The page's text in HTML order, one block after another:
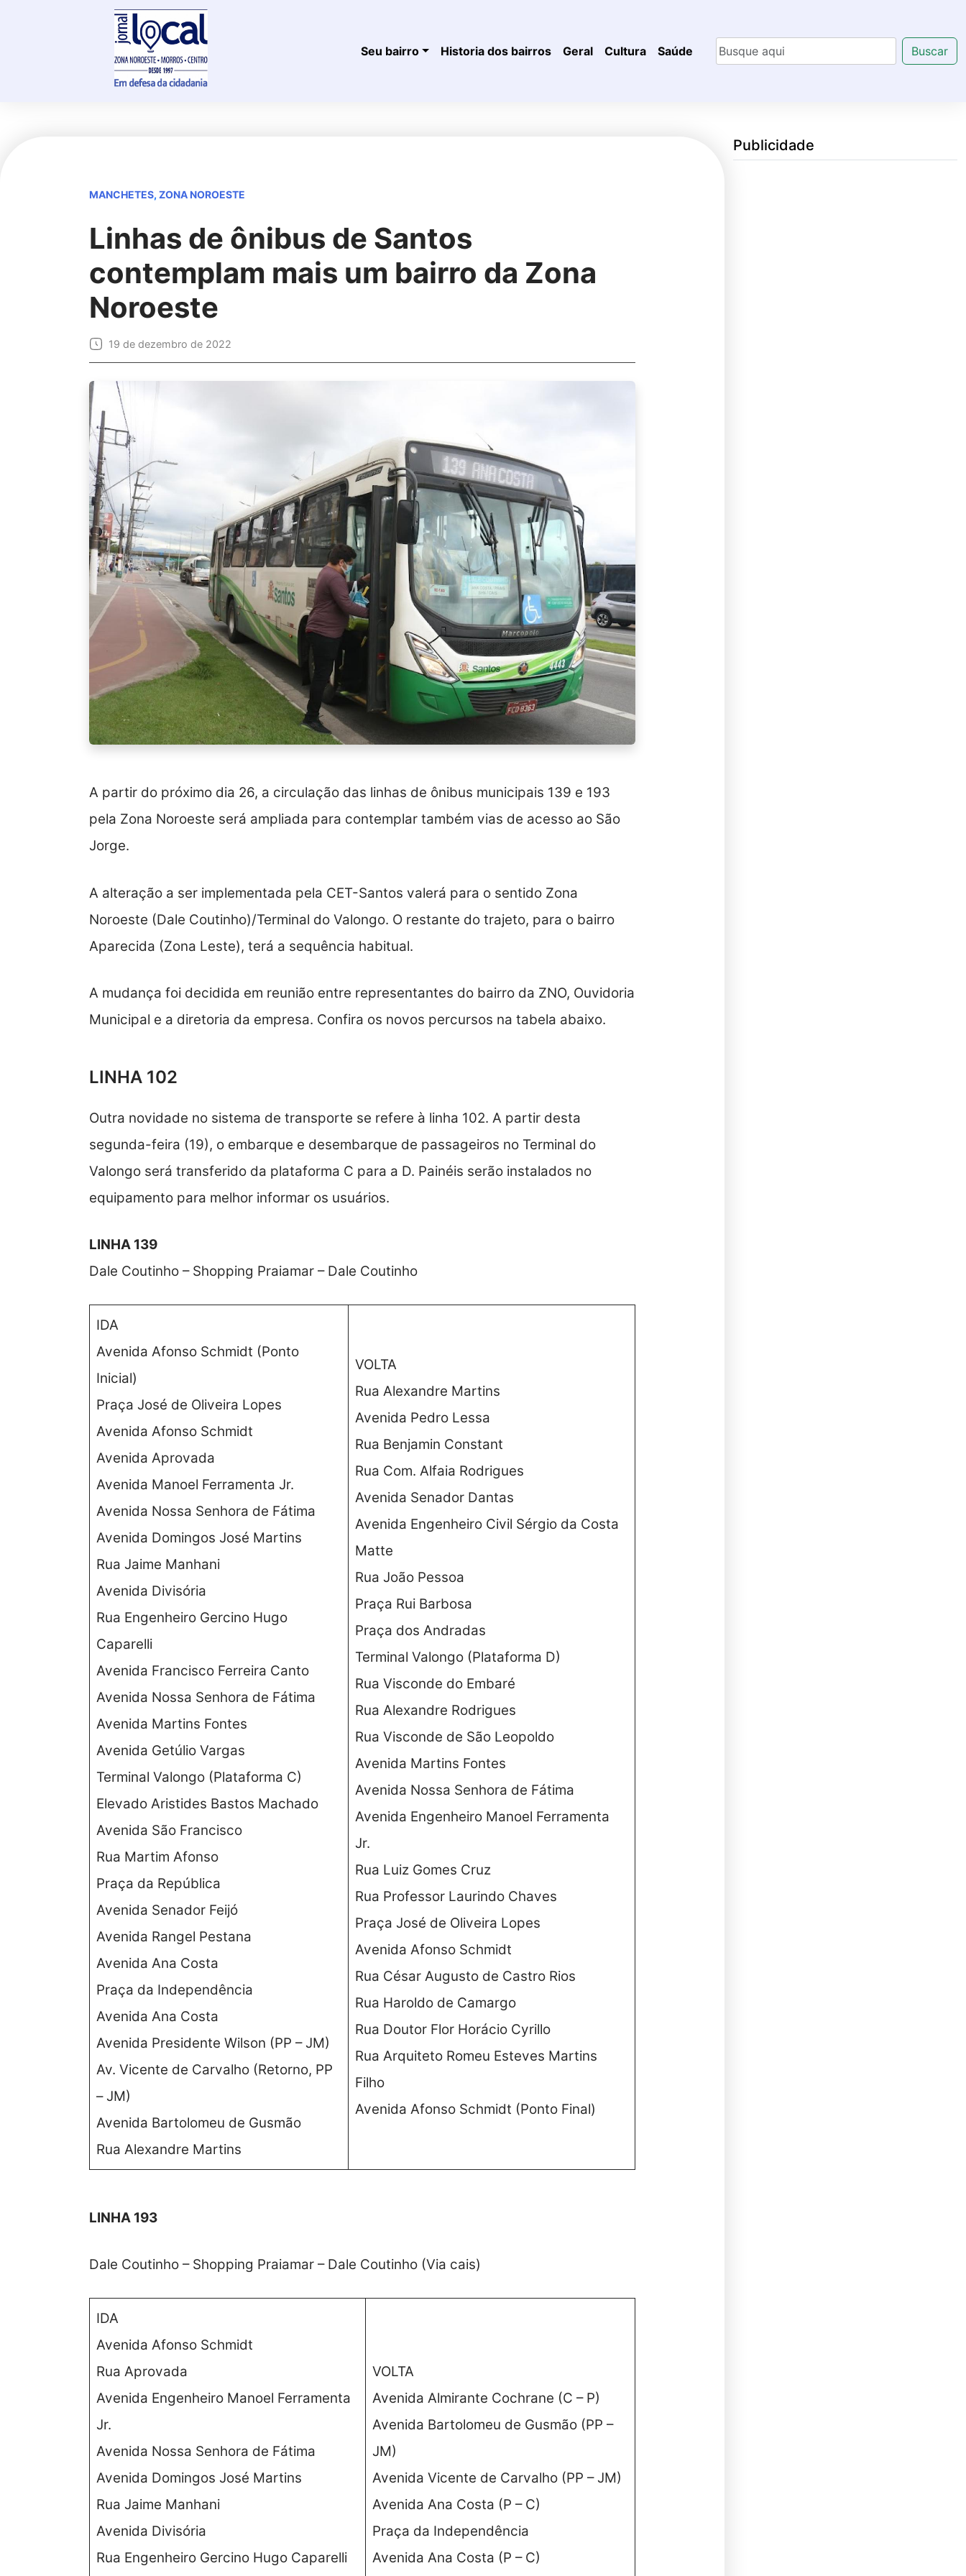
Seu bairro Historia dos bairros Geral Cultura Saúde Buscar
MANCHETES, ZONA NOROESTE
Linhas de ônibus de Santos
contemplam mais um bairro da Zona
Noroeste
19 de dezembro de 2022
A partir do próximo dia 26, a circulação das linhas de ônibus municipais 139 e 193
pela Zona Noroeste será ampliada para contemplar também vias de acesso ao São
Jorge.
A alteração a ser implementada pela CET-Santos valerá para o sentido Zona
Noroeste (Dale Coutinho)/Terminal do Valongo. O restante do trajeto, para o bairro
Aparecida (Zona Leste), terá a sequência habitual.
A mudança foi decidida em reunião entre representantes do bairro da ZNO, Ouvidoria
Municipal e a diretoria da empresa. Confira os novos percursos na tabela abaixo.
LINHA 102
Outra novidade no sistema de transporte se refere à linha 102. A partir desta
segunda-feira (19), o embarque e desembarque de passageiros no Terminal do
Valongo será transferido da plataforma C para a D. Painéis serão instalados no
equipamento para melhor informar os usuários.
LINHA 139
Dale Coutinho – Shopping Praiamar – Dale Coutinho
IDA
Avenida Afonso Schmidt (Ponto
Inicial)
Praça José de Oliveira Lopes
Avenida Afonso Schmidt
Avenida Aprovada
Avenida Manoel Ferramenta Jr.
Avenida Nossa Senhora de Fátima
Avenida Domingos José Martins
Rua Jaime Manhani
Avenida Divisória
Rua Engenheiro Gercino Hugo
Caparelli
Avenida Francisco Ferreira Canto
Avenida Nossa Senhora de Fátima
Avenida Martins Fontes
Avenida Getúlio Vargas
Terminal Valongo (Plataforma C)
Elevado Aristides Bastos Machado
Avenida São Francisco
Rua Martim Afonso
Praça da República
Avenida Senador Feijó
Avenida Rangel Pestana
Avenida Ana Costa
Praça da Independência
Avenida Ana Costa
Avenida Presidente Wilson (PP – JM)
Av. Vicente de Carvalho (Retorno, PP
– JM)
Avenida Bartolomeu de Gusmão
Rua Alexandre Martins
VOLTA
Rua Alexandre Martins
Avenida Pedro Lessa
Rua Benjamin Constant
Rua Com. Alfaia Rodrigues
Avenida Senador Dantas
Avenida Engenheiro Civil Sérgio da Costa
Matte
Rua João Pessoa
Praça Rui Barbosa
Praça dos Andradas
Terminal Valongo (Plataforma D)
Rua Visconde do Embaré
Rua Alexandre Rodrigues
Rua Visconde de São Leopoldo
Avenida Martins Fontes
Avenida Nossa Senhora de Fátima
Avenida Engenheiro Manoel Ferramenta
Jr.
Rua Luiz Gomes Cruz
Rua Professor Laurindo Chaves
Praça José de Oliveira Lopes
Avenida Afonso Schmidt
Rua César Augusto de Castro Rios
Rua Haroldo de Camargo
Rua Doutor Flor Horácio Cyrillo
Rua Arquiteto Romeu Esteves Martins
Filho
Avenida Afonso Schmidt (Ponto Final)
LINHA 193
Dale Coutinho – Shopping Praiamar – Dale Coutinho (Via cais)
IDA
Avenida Afonso Schmidt
Rua Aprovada
Avenida Engenheiro Manoel Ferramenta
Jr.
Avenida Nossa Senhora de Fátima
Avenida Domingos José Martins
Rua Jaime Manhani
Avenida Divisória
Rua Engenheiro Gercino Hugo Caparelli
VOLTA
Avenida Almirante Cochrane (C – P)
Avenida Bartolomeu de Gusmão (PP –
JM)
Avenida Vicente de Carvalho (PP – JM)
Avenida Ana Costa (P – C)
Praça da Independência
Avenida Ana Costa (P – C)
Publicidade